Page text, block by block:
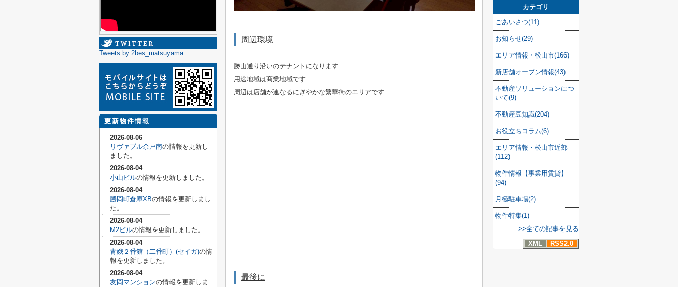
周辺環境
勝山通り沿いのテナントになります
用途地域は商業地域です
周辺は店舗が連なるにぎやかな繁華街のエリアです
最後に
カテゴリ
ごあいさつ(11)
お知らせ(29)
エリア情報・松山市(166)
新店舗オープン情報(43)
不動産ソリューションにつ
いて(9)
不動産豆知識(204)
お役立ちコラム(6)
エリア情報・松山市近郊
(112)
物件情報【事業用賃貸】
(94)
月極駐車場(2)
物件特集(1)
>>全ての記事を見る
XML
RSS2.0
Tweets by 2bes_matsuyama
更新物件情報
2026-08-06
リヴァブル余戸南の情報を更新し
ました。
2026-08-04
小山ビルの情報を更新しました。
2026-08-04
勝岡町倉庫XBの情報を更新しまし
た。
2026-08-04
M2ビルの情報を更新しました。
2026-08-04
青娥２番館（二番町）(セイガ)の情
報を更新しました。
2026-08-04
友岡マンションの情報を更新しま